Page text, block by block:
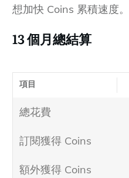
想加快 Coins 累積速度。
13個月總結算
項目
總花費
訂閱獲得 Coins
額外獲得 Coins